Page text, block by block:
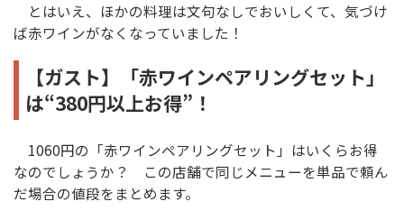
とはいえ、ほかの料理は文句なしでおいしくて、気づけ
ば赤ワインがなくなっていました！
【ガスト】「赤ワインペアリングセット」
は“380円以上お得”！
1060円の「赤ワインペアリングセット」はいくらお得
なのでしょうか？ この店舗で同じメニューを単品で頼ん
だ場合の値段をまとめます。